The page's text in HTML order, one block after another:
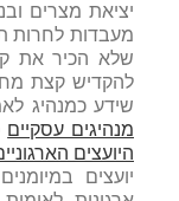
יציאת מצרים
מעבדות לחרות
שלא הכיר את
להקדיש קצת
שידע כמנהיג
מנהיגים עסקיים
היועצים
יועצים במיומנים